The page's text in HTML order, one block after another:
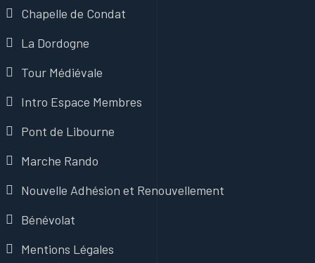
Chapelle de Condat
La Dordogne
Tour Médiévale
Intro Espace Membres
Pont de Libourne
Marche Rando
Nouvelle Adhésion et Renouvellement
Bénévolat
Mentions Légales